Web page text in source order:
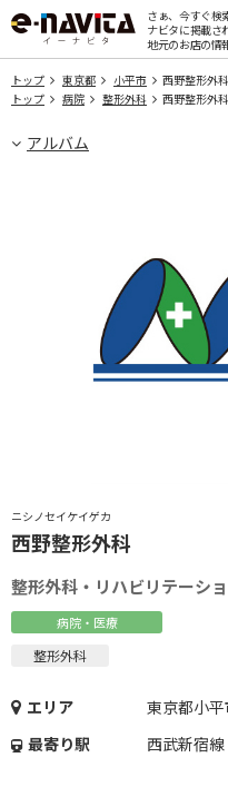
さぁ、今すぐ検
ナビタに掲載さ
地元のお店の情
トップ 東京都 小平市
西野整形外科
トップ
病院 整形外科 西野整形外科
アルバム
ニシノセイケイゲカ
西野整形外科
整形外科・リハビリテーシ
病院・医療
整形外科
エリア
東京都小平
最寄り駅
西武新宿